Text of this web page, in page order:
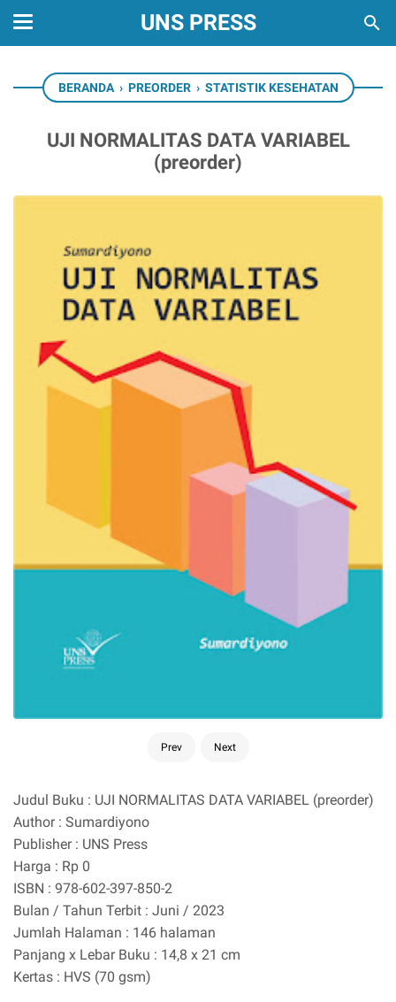
UNS PRESS
BERANDA › PREORDER › STATISTIK KESEHATAN
UJI NORMALITAS DATA VARIABEL
(preorder)
Prev Next
Judul Buku : UJI NORMALITAS DATA VARIABEL (preorder)
Author : Sumardiyono
Publisher : UNS Press
Harga : Rp 0
ISBN : 978-602-397-850-2
Bulan / Tahun Terbit : Juni / 2023
Jumlah Halaman : 146 halaman
Panjang x Lebar Buku : 14,8 x 21 cm
Kertas : HVS (70 gsm)